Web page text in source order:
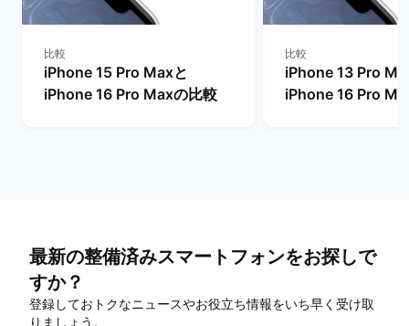
比較
iPhone 15 Pro Maxと
iPhone 16 Pro Maxの比較
比較
iPhone 13 Pro
iPhone 16 Pro
最新の整備済みスマートフォンをお探しで
すか？
登録しておトクなニュースやお役立ち情報をいち早く受け取
りましょう。